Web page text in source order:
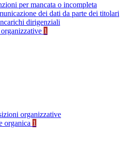
per mancata o incompleta
dei dati da parte dei titolari
dirigenziali
1
organizzative
organica 1